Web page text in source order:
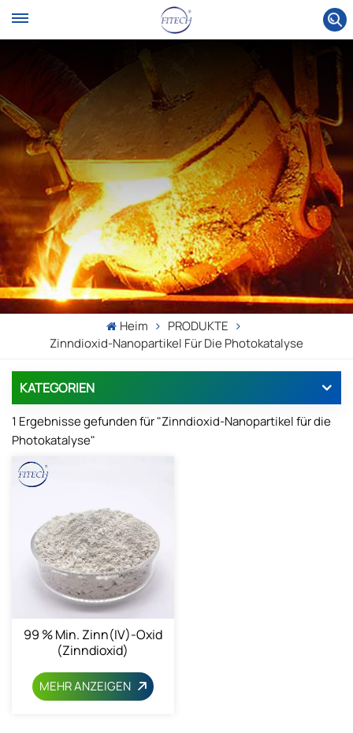
Heim
PRODUKTE
Zinndioxid-Nanopartikel Für Die Photokatalyse
KATEGORIEN
1 Ergebnisse gefunden für "Zinndioxid-Nanopartikel für die
Photokatalyse"
99 % Min. Zinn(IV)-Oxid
(Zinndioxid)
MEHR ANZEIGEN